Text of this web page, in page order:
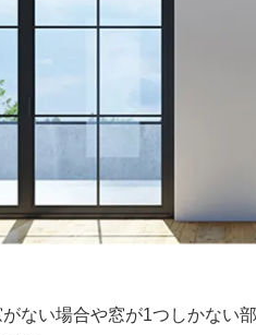
ない場合や窓が1つしかない部